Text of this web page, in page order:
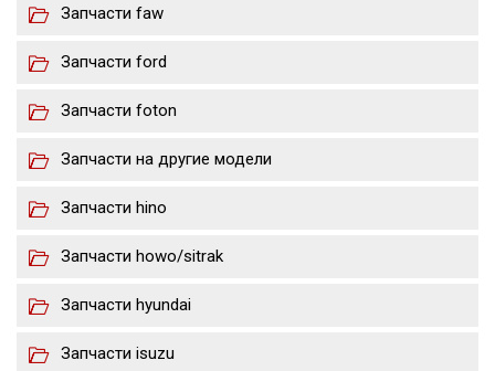
Запчасти faw
Запчасти ford
Запчасти foton
Запчасти на другие модели
Запчасти hino
Запчасти howo/sitrak
Запчасти hyundai
Запчасти isuzu